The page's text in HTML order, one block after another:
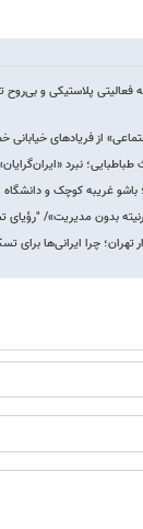
فعالیتی پلاستیکی و
از فریادهای خیابانی
طباطبایی؛ نبرد
باشو غریبه کوچک و دانشگاه
بدون مدیریت»/
تهران؛ چرا ایرانی‌ها